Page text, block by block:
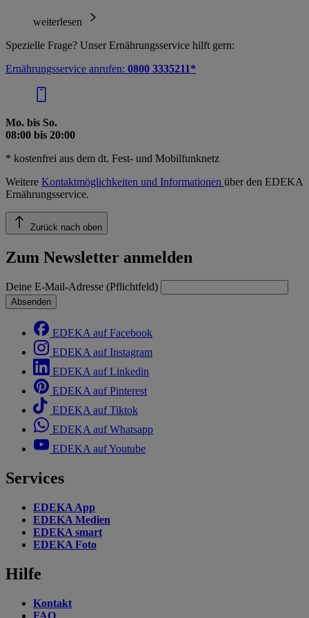
weiterlesen
Spezielle Frage? Unser Ernährungsservice hilft gern:
Ernährungsservice anrufen: 0800 3335211*
Mo. bis So.
08:00 bis 20:00
* kostenfrei aus dem dt. Fest- und Mobilfunknetz
Weitere Kontaktmöglichkeiten und Informationen über den EDEKA
Ernährungsservice.
Zurück nach oben
Zum Newsletter anmelden
Deine E-Mail-Adresse (Pflichtfeld)
Absenden
EDEKA auf Facebook
EDEKA auf Instagram
EDEKA auf Linkedin
EDEKA auf Pinterest
EDEKA auf Tiktok
EDEKA auf Whatsapp
EDEKA auf Youtube
Services
EDEKA App
EDEKA Medien
EDEKA smart
EDEKA Foto
Hilfe
Kontakt
FAQ